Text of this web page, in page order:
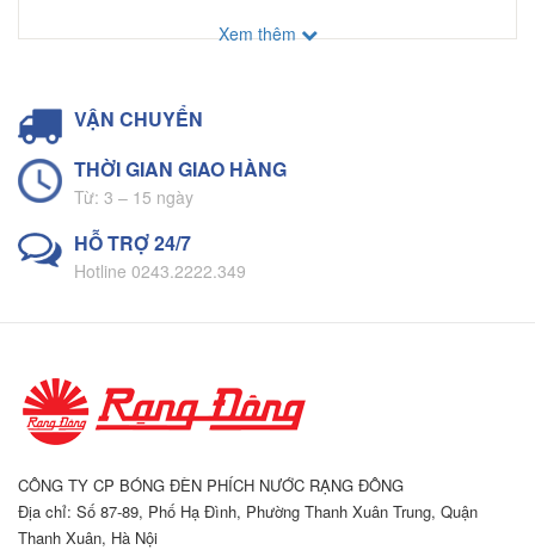
Xem thêm
VẬN CHUYỂN
THỜI GIAN GIAO HÀNG
Từ: 3 – 15 ngày
HỖ TRỢ 24/7
Hotline 0243.2222.349
CÔNG TY CP BÓNG ĐÈN PHÍCH NƯỚC RẠNG ĐÔNG
Địa chỉ: Số 87-89, Phố Hạ Đình, Phường Thanh Xuân Trung, Quận
Thanh Xuân, Hà Nội